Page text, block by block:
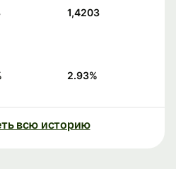
1,4203
2.93%
всю историю